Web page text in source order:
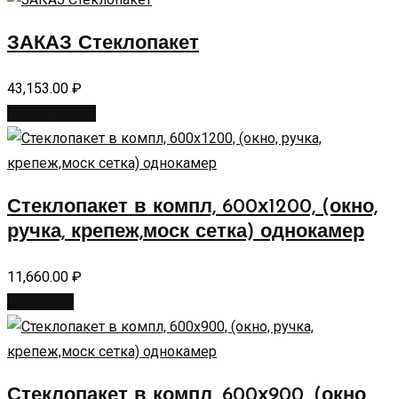
ЗАКАЗ Стеклопакет
43,153.00 ₽
Стеклопакет в компл, 600х1200, (окно,
ручка, крепеж,моск сетка) однокамер
11,660.00 ₽